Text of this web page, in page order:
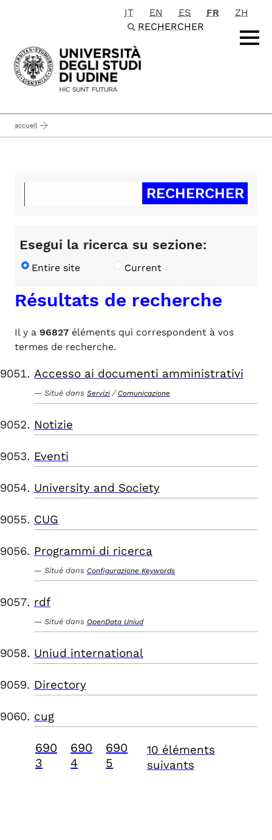
Passa al contenuto principale
IT EN ES FR
ZH
RECHERCHER
accueil
Esegui la ricerca su sezione:
Entire site Current
Résultats de recherche
Il y a 96827 éléments qui correspondent à vos
termes de recherche.
Accesso ai documenti amministrativi
Situé dans Servizi / Comunicazione
Notizie
Eventi
University and Society
CUG
Programmi di ricerca
Situé dans Configurazione Keywords
rdf
Situé dans OpenData Uniud
Uniud international
Directory
cug
690
3
690
4
690
5
10 éléments
suivants